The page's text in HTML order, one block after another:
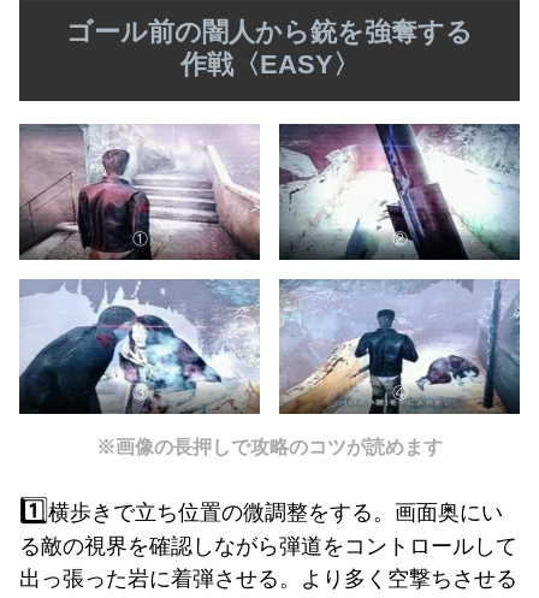
ゴール前の闇人から銃を強奪する
作戦〈EASY〉
① ②
③ ④
※画像の長押しで攻略のコツが読めます
1️⃣横歩きで立ち位置の微調整をする。画面奥にい
る敵の視界を確認しながら弾道をコントロールして
出っ張った岩に着弾させる。より多く空撃ちさせる